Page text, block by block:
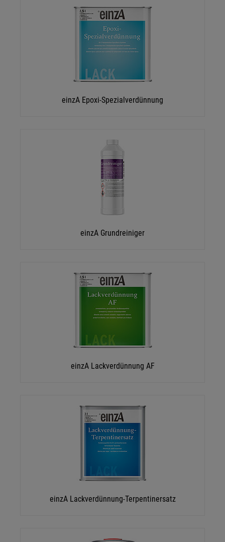
einzA Epoxi-Spezialverdünnung
einzA Grundreiniger
einzA Lackverdünnung AF
einzA Lackverdünnung-Terpentinersatz